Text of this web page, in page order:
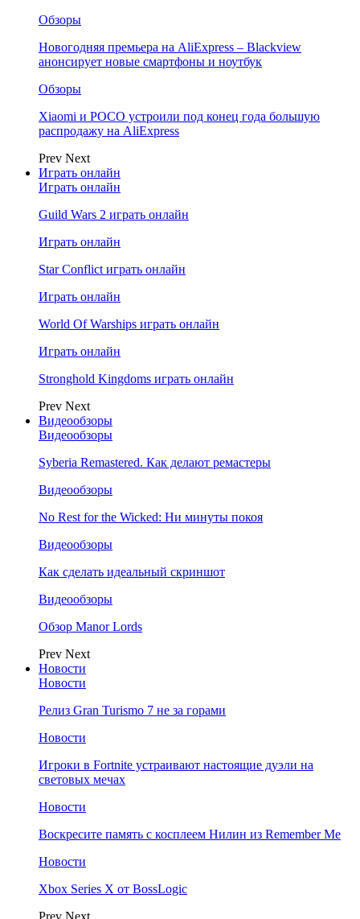
Обзоры
Новогодняя премьера на AliExpress – Blackview
анонсирует новые смартфоны и ноутбук
Обзоры
Xiaomi и POCO устроили под конец года большую
распродажу на AliExpress
Prev Next
Играть онлайн
Играть онлайн
Guild Wars 2 играть онлайн
Играть онлайн
Star Conflict играть онлайн
Играть онлайн
World Of Warships играть онлайн
Играть онлайн
Stronghold Kingdoms играть онлайн
Prev Next
Видеообзоры
Видеообзоры
Syberia Remastered. Как делают ремастеры
Видеообзоры
No Rest for the Wicked: Ни минуты покоя
Видеообзоры
Как сделать идеальный скриншот
Видеообзоры
Обзор Manor Lords
Prev Next
Новости
Новости
Релиз Gran Turismo 7 не за горами
Новости
Игроки в Fortnite устраивают настоящие дуэли на
световых мечах
Новости
Воскресите память с косплеем Нилин из Remember Me
Новости
Xbox Series X от BossLogic
Prev Next